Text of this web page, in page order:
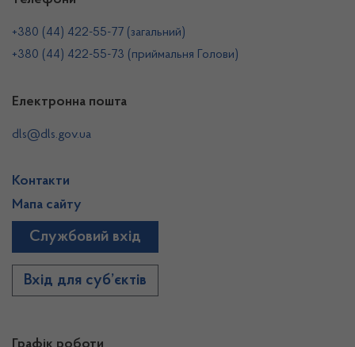
+380 (44) 422-55-77 (загальний)
+380 (44) 422-55-73 (приймальня Голови)
Електронна пошта
dls@dls.gov.ua
Контакти
Мапа сайту
Службовий вхід
Вхід для суб’єктів